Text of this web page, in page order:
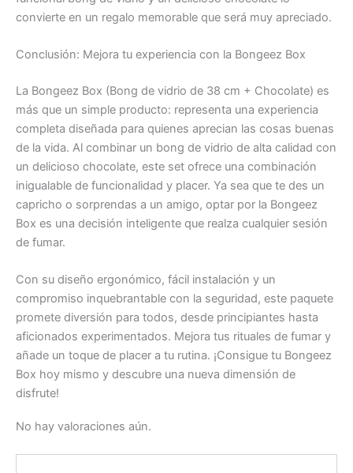
convierte en un regalo memorable que será muy apreciado.
Conclusión: Mejora tu experiencia con la Bongeez Box
La Bongeez Box (Bong de vidrio de 38 cm + Chocolate) es
más que un simple producto: representa una experiencia
completa diseñada para quienes aprecian las cosas buenas
de la vida. Al combinar un bong de vidrio de alta calidad con
un delicioso chocolate, este set ofrece una combinación
inigualable de funcionalidad y placer. Ya sea que te des un
capricho o sorprendas a un amigo, optar por la Bongeez
Box es una decisión inteligente que realza cualquier sesión
de fumar.
Con su diseño ergonómico, fácil instalación y un
compromiso inquebrantable con la seguridad, este paquete
promete diversión para todos, desde principiantes hasta
aficionados experimentados. Mejora tus rituales de fumar y
añade un toque de placer a tu rutina. ¡Consigue tu Bongeez
Box hoy mismo y descubre una nueva dimensión de
disfrute!
No hay valoraciones aún.